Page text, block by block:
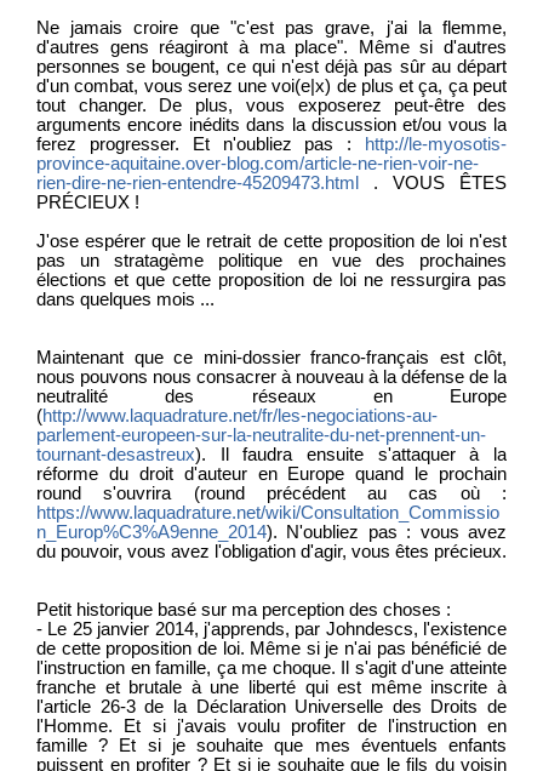
Ne jamais croire que "c'est pas grave, j'ai la flemme,
d'autres gens réagiront à ma place". Même si d'autres
personnes se bougent, ce qui n'est déjà pas sûr au départ
d'un combat, vous serez une voi(e|x) de plus et ça, ça peut
tout changer. De plus, vous exposerez peut-être des
arguments encore inédits dans la discussion et/ou vous la
ferez progresser. Et n'oubliez pas :
http://le-myosotis-
province-aquitaine.over-blog.com/article-ne-rien-voir-ne-
rien-dire-ne-rien-entendre-45209473.html
. VOUS ÊTES
PRÉCIEUX !
J'ose espérer que le retrait de cette proposition de loi n'est
pas un stratagème politique en vue des prochaines
élections et que cette proposition de loi ne ressurgira pas
dans quelques mois ...
Maintenant que ce mini-dossier franco-français est clôt,
nous pouvons nous consacrer à nouveau à la défense de la
neutralité des réseaux en Europe
(http://www.laquadrature.net/fr/les-negociations-au-
parlement-europeen-sur-la-neutralite-du-net-prennent-un-
tournant-desastreux). Il faudra ensuite s'attaquer à la
réforme du droit d'auteur en Europe quand le prochain
round s'ouvrira (round précédent au cas où :
https://www.laquadrature.net/wiki/Consultation_Commissio
n_Europ%C3%A9enne_2014). N'oubliez pas : vous avez
du pouvoir, vous avez l'obligation d'agir, vous êtes précieux.
Petit historique basé sur ma perception des choses :
- Le 25 janvier 2014, j'apprends, par Johndescs, l'existence
de cette proposition de loi. Même si je n'ai pas bénéficié de
l'instruction en famille, ça me choque. Il s'agit d'une atteinte
franche et brutale à une liberté qui est même inscrite à
l'article 26-3 de la Déclaration Universelle des Droits de
l'Homme. Et si j'avais voulu profiter de l'instruction en
famille ? Et si je souhaite que mes éventuels enfants
puissent en profiter ? Et si je souhaite que le fils du voisin